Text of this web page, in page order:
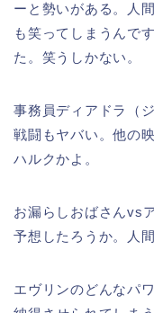
ーと勢いがある。人
も笑ってしまうんで
た。笑うしかない。
事務員ディアドラ（
戦闘もヤバい。他の
ハルクかよ。
お漏らしおばさんvs
予想したろうか。人
エヴリンのどんなパ